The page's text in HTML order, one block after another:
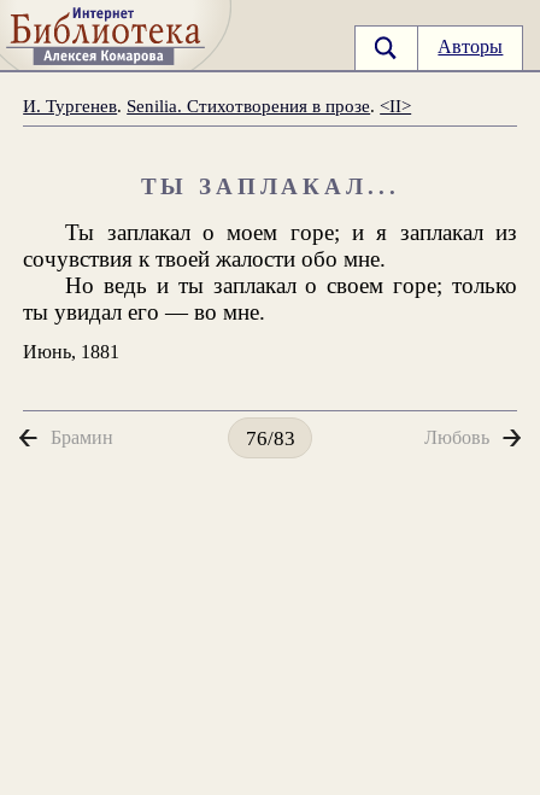
Авторы
И. Тургенев. Senilia. Стихотворения в прозе.<II>
ТЫ ЗАПЛАКАЛ...
Ты заплакал о моем горе; и я заплакал из
сочувствия к твоей жалости обо мне.
Но ведь и ты заплакал о своем горе; только
ты увидал его — во мне.
Июнь, 1881
Брамин 76/83 Любовь